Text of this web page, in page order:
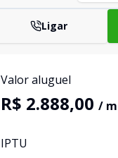
Ligar
Valor aluguel
R$ 2.888,00 /
IPTU